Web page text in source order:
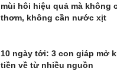
mùi hôi hiệu quả mà không
thơm, không cần nước xịt
10 ngày tới: 3 con giáp mở
tiền về từ nhiều nguồn